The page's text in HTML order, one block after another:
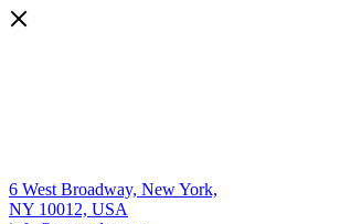
6 West Broadway, New York,
NY 10012, USA